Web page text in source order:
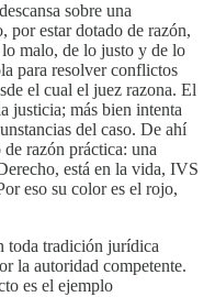
sobre una
por estar dotado de razón,
malo, de lo justo y de lo
para resolver conflictos
el cual el juez razona. El
justicia; más bien intenta
del caso. De ahí
razón práctica: una
está en la vida, IVS
eso su color es el rojo,
toda tradición jurídica
la autoridad competente.
es el ejemplo